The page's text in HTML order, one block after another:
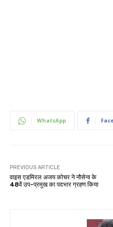
WhatsApp
PREVIOUS ARTICLE
वाइस एडमिरल अजय कोचर ने नौसेना के
48वें उप-प्रमुख का पदभार ग्रहण किया